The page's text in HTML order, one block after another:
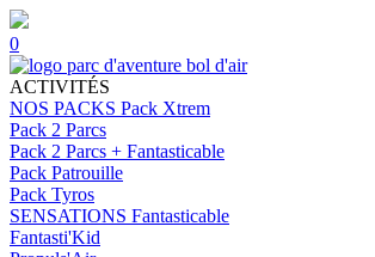
0
ACTIVITÉS
NOS PACKS Pack Xtrem
Pack 2 Parcs
Pack 2 Parcs + Fantasticable
Pack Patrouille
Pack Tyros
SENSATIONS Fantasticable
Fantasti'Kid